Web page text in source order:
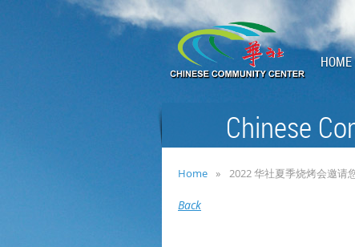
HOME
Chinese
Home 2022 华社夏季烧烤会邀请
Back